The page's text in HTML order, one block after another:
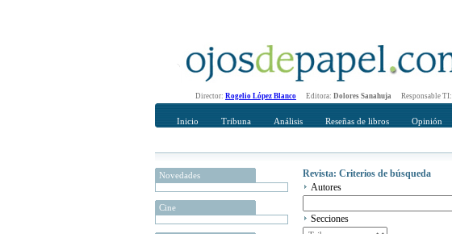
Director: Rogelio López Blanco Editora: Dolores Sanahuja Responsable TI:
Inicio Tribuna Análisis Reseñas de libros Opinión
Novedades
Cine
Revista: Criterios de búsqueda
Autores
Secciones